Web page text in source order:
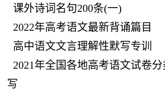
课外诗词名句200条(一)
2022年高考语文最新背诵篇目
高中语文文言理解性默写专训
2021年全国各地高考语文试卷
写